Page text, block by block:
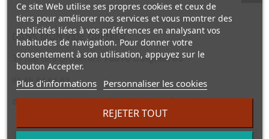
Ce site Web utilise ses propres cookies et ceux de
tiers pour améliorer nos services et vous montrer des
publicités liées à vos préférences en analysant vos
habitudes de navigation. Pour donner votre
consentement à son utilisation, appuyez sur le
bouton Accepter.
Plus d'informations Personnaliser les cookies
REJETER TOUT
DANS MON VIDE GRENIER
37 rue des Broderies78310 Coignières
01 86 04 64 03
dansmonvidegrenierdecoignieres@gmail.com